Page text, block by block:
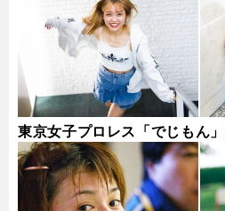
東京女子プロレス「でじもん